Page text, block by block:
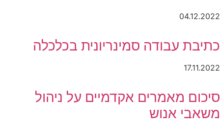
04.12.2022
כתיבת עבודה סמינריונית בכלכלה
17.11.2022
סיכום מאמרים אקדמיים על ניהול
משאבי אנוש